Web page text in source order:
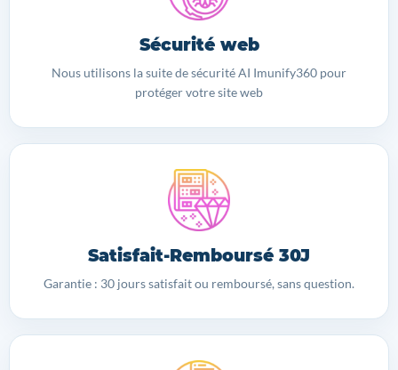
Sécurité web
Nous utilisons la suite de sécurité AI Imunify360 pour
protéger votre site web
Satisfait-Remboursé 30J
Garantie : 30 jours satisfait ou remboursé, sans question.